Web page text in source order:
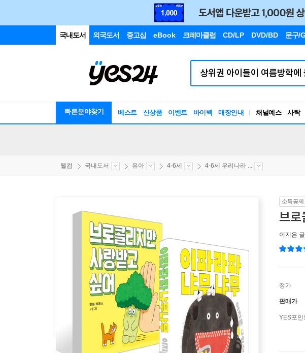
국내도서 외국도서 중고샵 eBook 크레마클럽 CD/LP DVD/BD 문구/
빠른분야찾기 베스트 신상품 이벤트 바이백 매장안내 채널예스 사락
웰컴 국내도서 유아 4-6세 4-6세 우리나라 ...
소득공제
브로
이지은
정가
판매가
YES포인